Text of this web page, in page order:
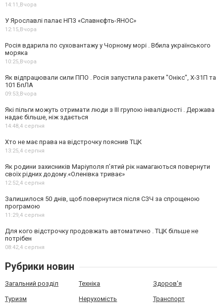
14:11,Вчора
У Ярославлі палає НПЗ «Славнєфть-ЯНОС»
12:15,Вчора
Росія вдарила по суховантажу у Чорному морі . Вбила українського
моряка
10:25,Вчора
Як відпрацювали сили ППО . Росія запустила ракети "Онікс", Х-31П та
101 БпЛА
09:53,Вчора
Які пільги можуть отримати люди з III групою інвалідності . Держава
надає більше, ніж здається
14:48,4 серпня
Хто не має права на відстрочку пояснив ТЦК
13:25,4 серпня
Як родини захисників Маріуполя пʼятий рік намагаються повернути
своїх рідних додому.«Оленівка триває»
12:52,4 серпня
Залишилося 50 днів, щоб повернутися після СЗЧ за спрощеною
програмою
11:29,4 серпня
Для кого відстрочку продовжать автоматично . ТЦК більше не
потрібен
08:42,4 серпня
Рубрики новин
Загальний розділ Техніка Здоров'я
Туризм Нерухомість Транспорт